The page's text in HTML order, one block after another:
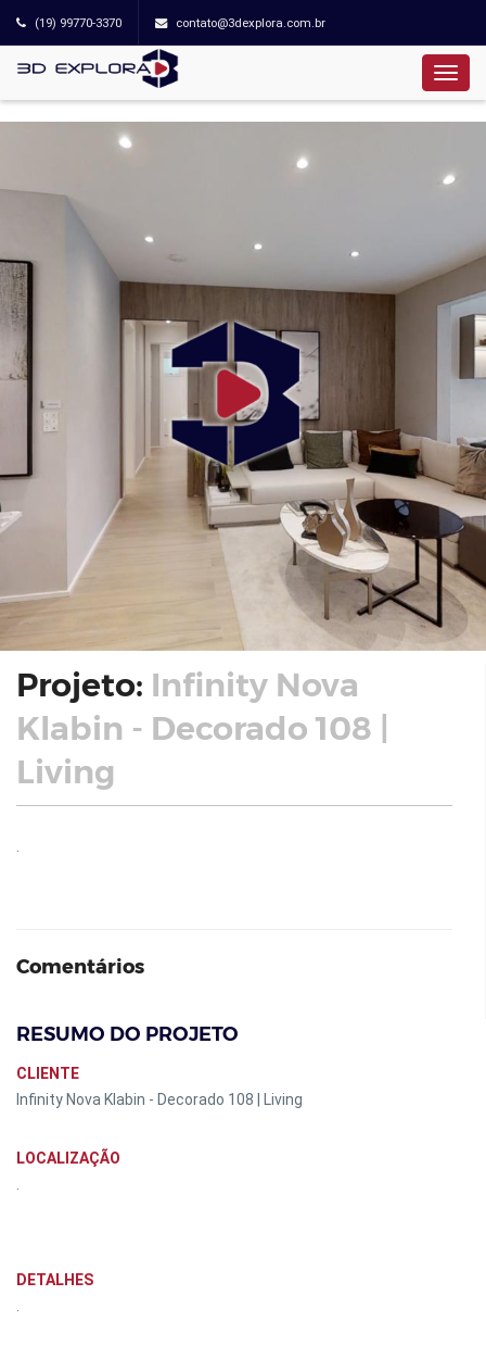
(19) 99770-3370 contato@3dexplora.com.br
Projeto: Infinity Nova
Klabin - Decorado 108 |
Living
Comentários
RESUMO DO PROJETO
CLIENTE
Infinity Nova Klabin - Decorado 108 | Living
LOCALIZAÇÃO
DETALHES